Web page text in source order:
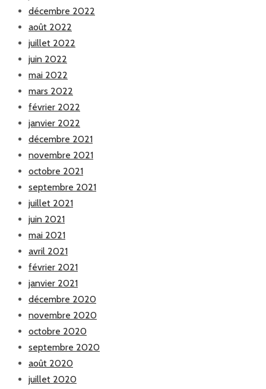
décembre 2022
août 2022
juillet 2022
juin 2022
mai 2022
mars 2022
février 2022
janvier 2022
décembre 2021
novembre 2021
octobre 2021
septembre 2021
juillet 2021
juin 2021
mai 2021
avril 2021
février 2021
janvier 2021
décembre 2020
novembre 2020
octobre 2020
septembre 2020
août 2020
juillet 2020